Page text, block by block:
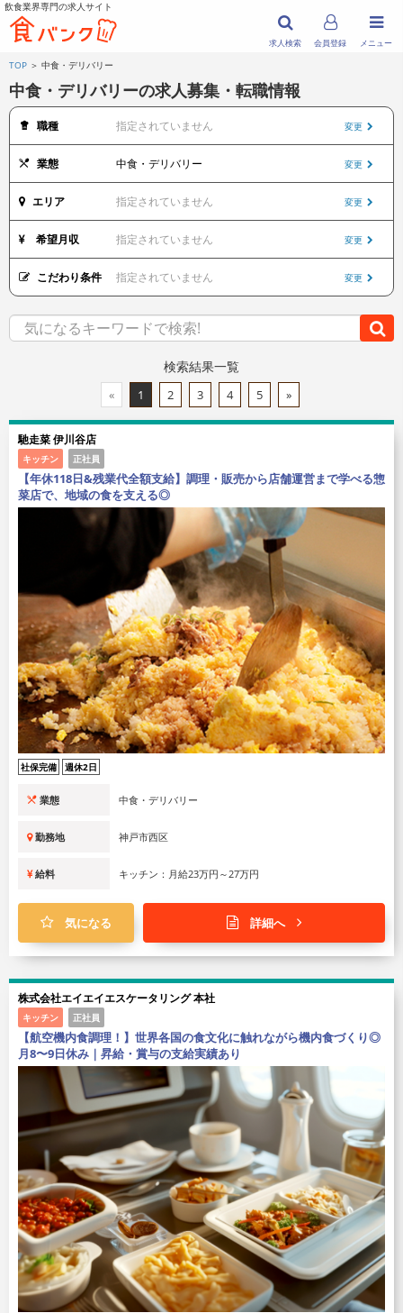
飲食業界専門の求人サイト
メニュー
求人検索 会員登録
TOP ＞ 中食・デリバリー
中食・デリバリーの求人募集・転職情報
職種 指定されていません 変更
業態 中食・デリバリー 変更
エリア 指定されていません 変更
希望月収 指定されていません 変更
こだわり条件 指定されていません 変更
検索結果一覧
« 1 2 3 4 5 »
馳走菜 伊川谷店
キッチン 正社員
【年休118日&残業代全額支給】調理・販売から店舗運営まで学べる惣
菜店で、地域の食を支える◎
社保完備 週休2日
業態 中食・デリバリー
勤務地 神戸市西区
給料 キッチン：月給23万円～27万円
気になる 詳細へ
株式会社エイエイエスケータリング 本社
キッチン 正社員
【航空機内食調理！】世界各国の食文化に触れながら機内食づくり◎
月8〜9日休み｜昇給・賞与の支給実績あり